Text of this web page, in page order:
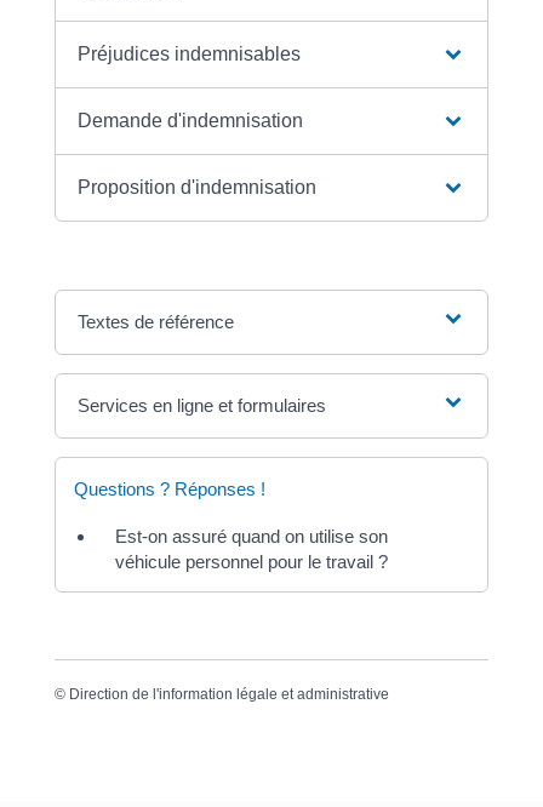
Préjudices indemnisables
Demande d'indemnisation
Proposition d'indemnisation
Textes de référence
Services en ligne et formulaires
Questions ? Réponses !
Est-on assuré quand on utilise son
véhicule personnel pour le travail ?
© Direction de l'information légale et administrative